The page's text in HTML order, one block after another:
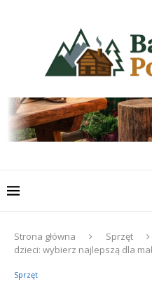
Strona główna Sprzęt
dzieci: wybierz najlepszą dla
Sprzęt